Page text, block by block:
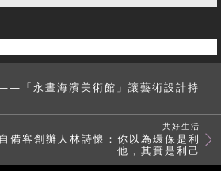
「永晝海濱美術館」讓藝術設計持
共好生活
客創辦人林詩懷：你以為環保是利
他，其實是利己